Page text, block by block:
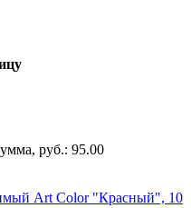
руб.: 95.00